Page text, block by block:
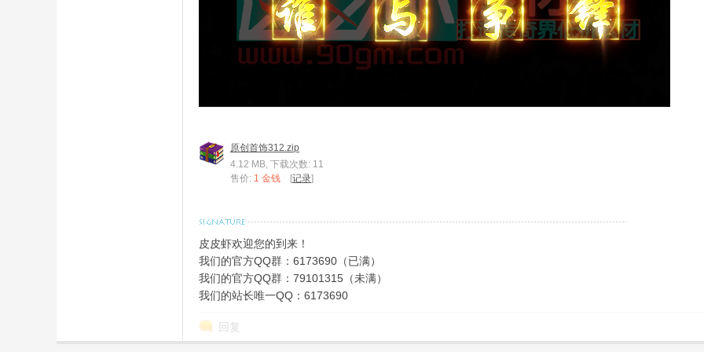
原创首饰312.zip
4.12 MB, 下载次数: 11
售价: 1 金钱 [记录]
皮皮虾欢迎您的到来！
我们的官方QQ群：6173690（已满）
我们的官方QQ群：79101315（未满）
我们的站长唯一QQ：6173690
回复